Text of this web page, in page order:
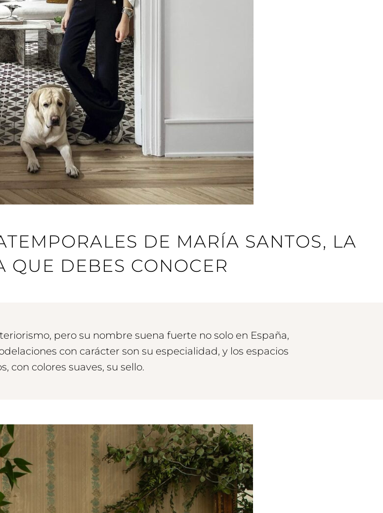
DE MARÍA SANTOS, LA
QUE DEBES CONOCER
pero su nombre suena fuerte no solo en España,
con carácter son su especialidad, y los espacios
con colores suaves, su sello.